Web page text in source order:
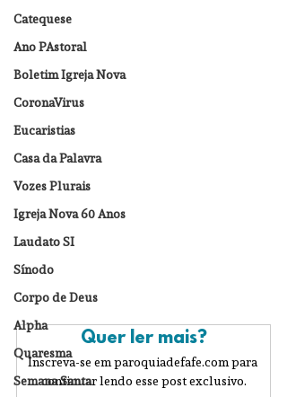
Catequese
Ano PAstoral
Boletim Igreja Nova
CoronaVirus
Eucaristias
Casa da Palavra
Vozes Plurais
Igreja Nova 60 Anos
Laudato SI
Sínodo
Corpo de Deus
Alpha
Quaresma
Semana Santa
Quer ler mais?
Inscreva-se em paroquiadefafe.com para
continuar lendo esse post exclusivo.